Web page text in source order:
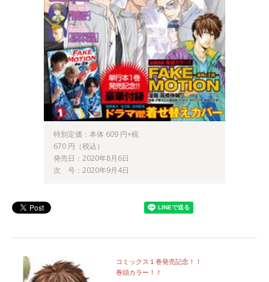
特別定価：本体 609 円+税
670 円（税込）
発売日：2020年8月6日
次 号：2020年9月4日
コミックス１巻発売記念！！
巻頭カラー！！